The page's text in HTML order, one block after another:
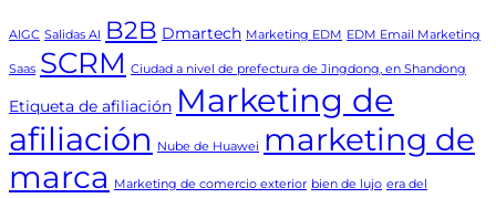
AIGC Salidas AI B2B Dmartech Marketing EDM EDM Email Marketing
Saas SCRM Ciudad a nivel de prefectura de Jingdong, en Shandong
Etiqueta de afiliación Marketing de
afiliación
Nube de Huawei marketing de
marca
Marketing de comercio exterior bien de lujo era del